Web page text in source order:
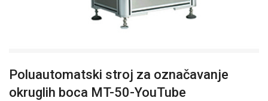
Poluautomatski stroj za označavanje
okruglih boca MT-50-YouTube